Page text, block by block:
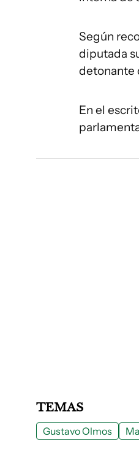
Según
diputada
detonante
En el
TEMAS
Gustavo Olmos